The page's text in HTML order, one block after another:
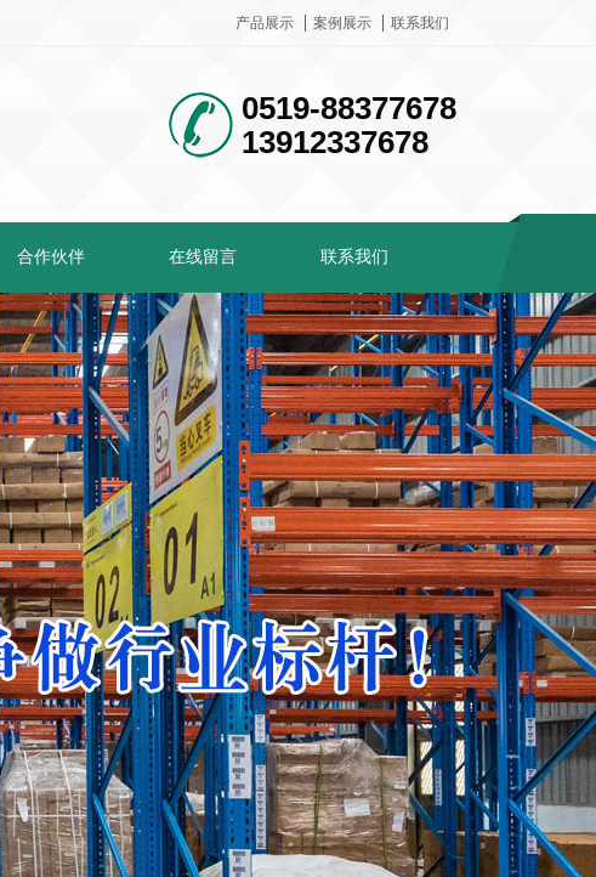
产品展示 案例展示 联系我们
0519-88377678
13912337678
合作伙伴 在线留言 联系我们